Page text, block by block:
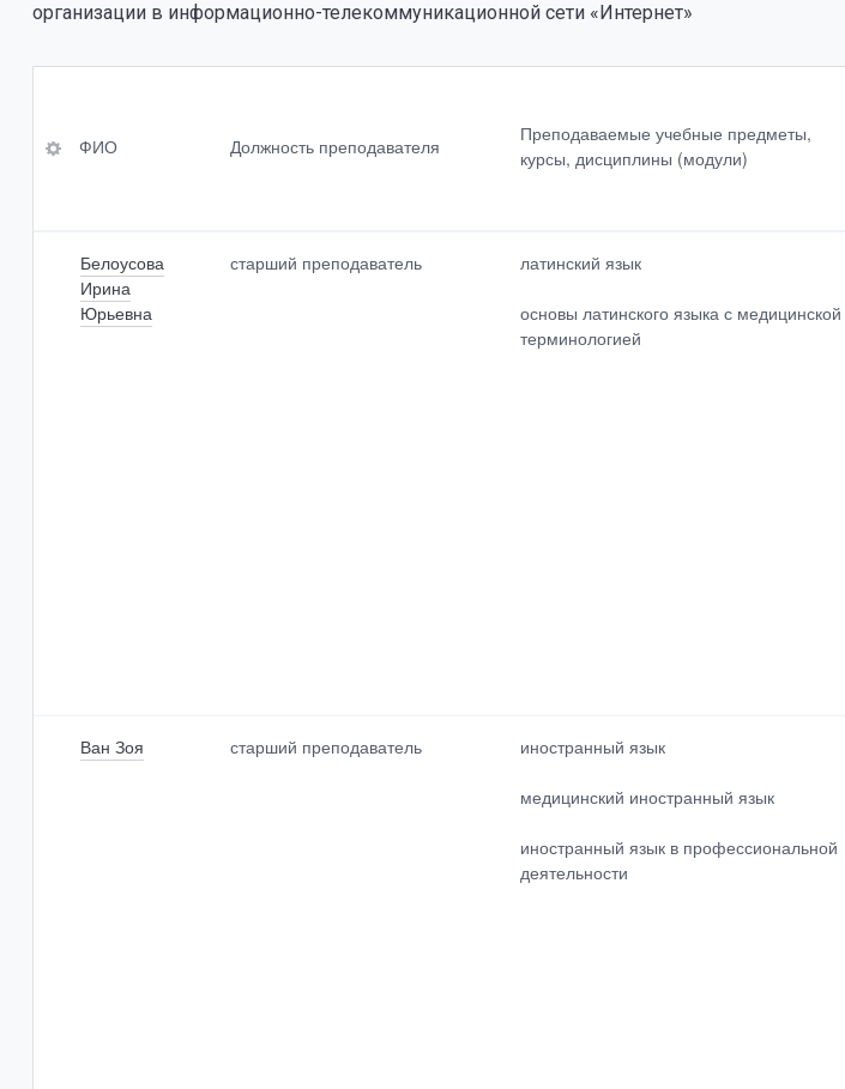
организации в информационно-телекоммуникационной сети «Интернет»
Должность преподавателя<br>
(модули)
я, квалификация
Ученое звание<br>(при наличии)
ФИО Должность преподавателя
Преподаваемые учебные предметы,
курсы, дисциплины (модули)
Белоусова
Ирина
Юрьевна
старший преподаватель латинский язык
основы латинского языка с медицинской
терминологией
Ван Зоя старший преподаватель иностранный язык
медицинский иностранный язык
иностранный язык в профессиональной
деятельности